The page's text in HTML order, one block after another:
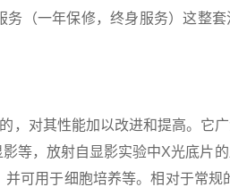
一年保修，终身服务）这整套
，对其性能加以改进和提高。它
等，放射自显影实验中X光底片
可用于细胞培养等。相对于常规